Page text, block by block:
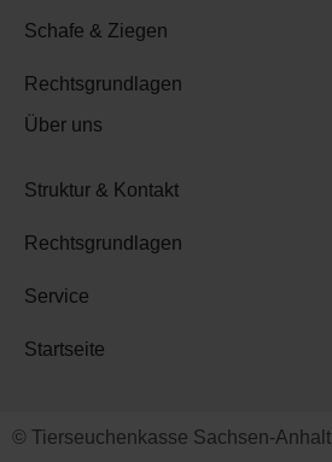
Schafe & Ziegen
Rechtsgrundlagen
Über uns
Struktur & Kontakt
Rechtsgrundlagen
Service
Startseite
© Tierseuchenkasse Sachsen-Anhalt